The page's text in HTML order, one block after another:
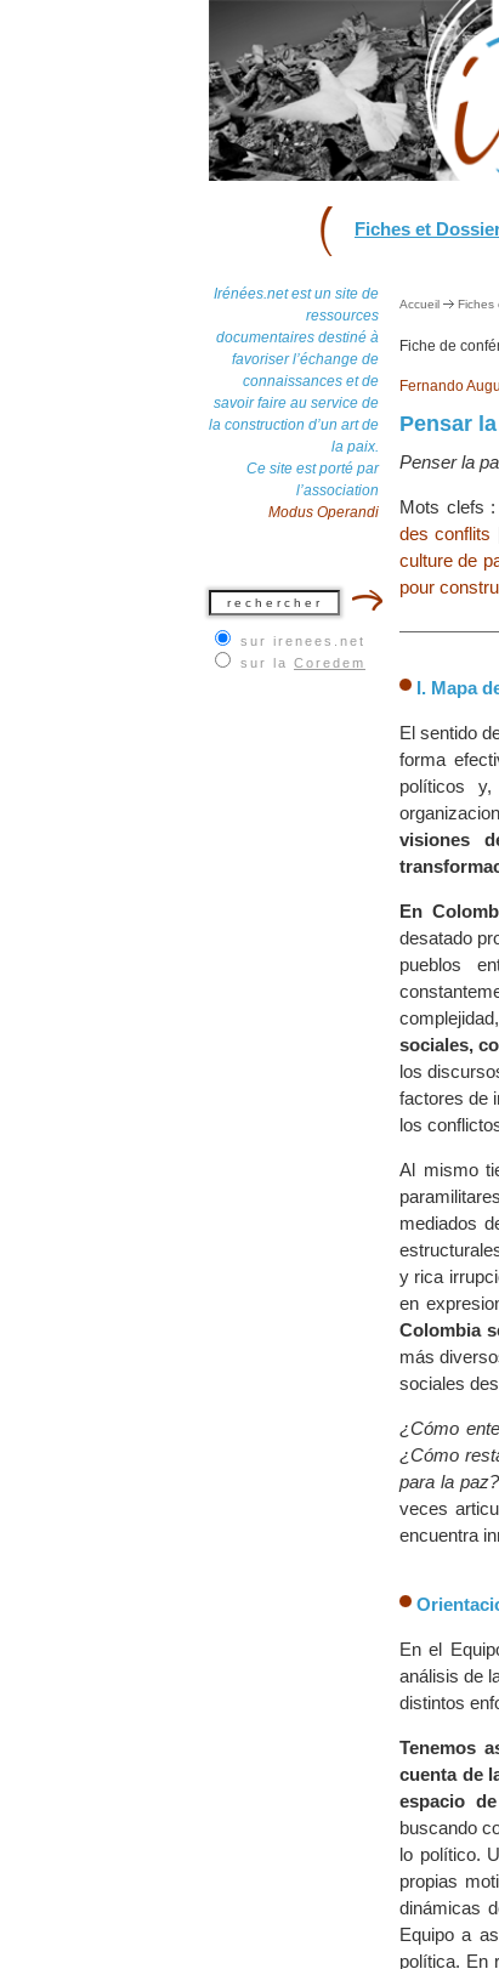
Fiches et
Irénées.net est un site de
ressources
documentaires destiné à
favoriser l’échange de
connaissances et de
savoir faire au service de
la construction d’un art de
la paix.
Ce site est porté par
l’association
Modus Operandi
sur irenees.net
sur la Coredem
Accueil Fiches
Fiche de
Fernando
Pensar
Penser la
Mots clefs :
des conflits
culture de
pour
I. Mapa
El sentido
forma
políticos
visiones
En
desatado
pueblos
complejidad,
sociales,
los
factores de
los
Al mismo
mediados
y rica
en
Colombia
más
sociales
¿Cómo
¿Cómo
para la paz?
veces
encuentra
En el
análisis de
distintos
Tenemos
cuenta de
espacio
buscando
lo político.
propias
dinámicas
Equipo a
política. En